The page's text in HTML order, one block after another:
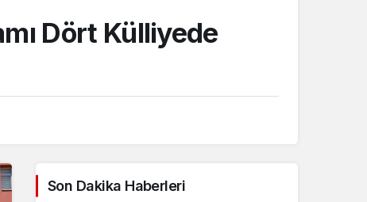
Dört Külliyede
Son Dakika Haberleri